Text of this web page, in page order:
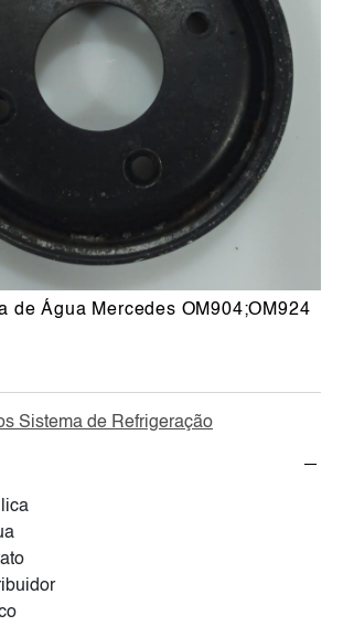
Sistema de Refrigeração
de Água Mercedes OM904;OM924